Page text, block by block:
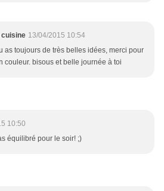
cuisine 13/04/2015 10:54
as toujours de très belles idées, merci pour
couleur. bisous et belle journée à toi
10:50
équilibré pour le soir! ;)